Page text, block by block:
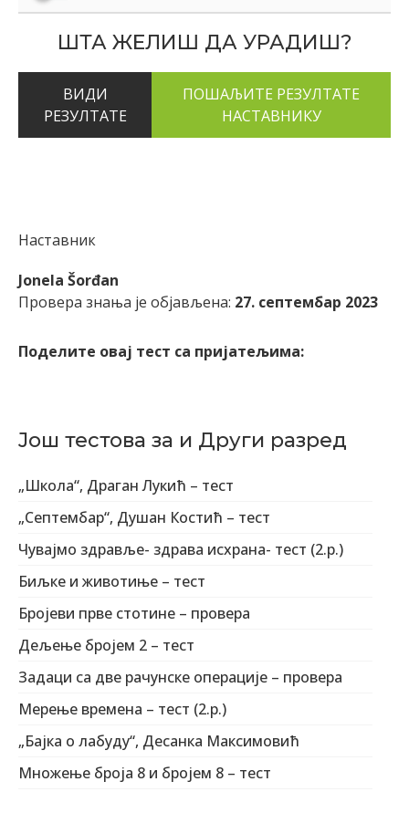
ШТА ЖЕЛИШ ДА УРАДИШ?
ВИДИ
РЕЗУЛТАТЕ
Наставник
Jonela Šorđan
Провера знања је објављена: 27. септембар 2023
Поделите овај тест са пријатељима:
Још тестова за и Други разред
„Школа“, Драган Лукић – тест
„Cептембар“, Душан Костић – тест
Чувајмо здравље- здрава исхрана- тест (2.р.)
Биљке и животиње – тест
Бројеви прве стотине – провера
Дељење бројем 2 – тест
Задаци са две рачунске операције – провера
Mерење времена – тест (2.р.)
„Бајка о лабуду“, Десанка Максимовић
Множење броја 8 и бројем 8 – тест